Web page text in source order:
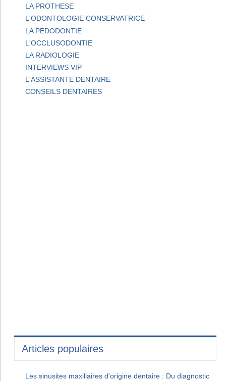
LA PROTHESE
L'ODONTOLOGIE CONSERVATRICE
LA PEDODONTIE
L'OCCLUSODONTIE
LA RADIOLOGIE
INTERVIEWS VIP
L'ASSISTANTE DENTAIRE
CONSEILS DENTAIRES
Articles populaires
Les sinusites maxillaires d'origine dentaire : Du diagnostic